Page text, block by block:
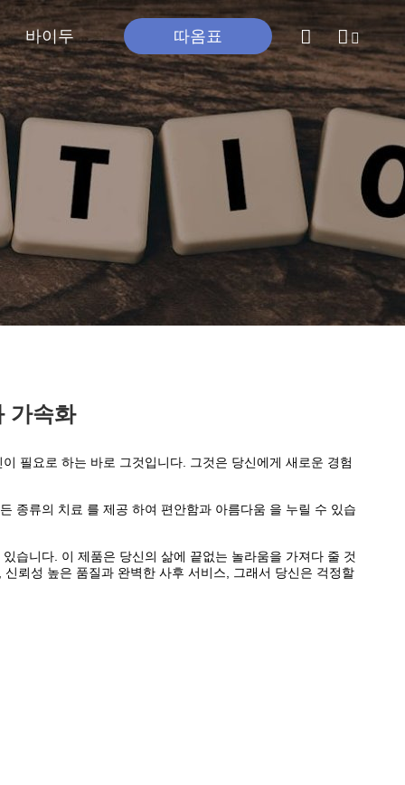
바이두 따옴표
가속화
필요로 하는 바로 그것입니다. 그것은 당신에게 새로운 경험
종류의 치료 를 제공 하여 편안함과 아름다움 을 누릴 수 있습
습니다. 이 제품은 당신의 삶에 끝없는 놀라움을 가져다 줄 것
뢰성 높은 품질과 완벽한 사후 서비스, 그래서 당신은 걱정할